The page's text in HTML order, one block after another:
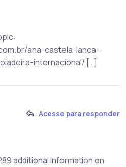
ana-castela-lanca-
internacional/ […]
Acesse para responder
additional Information on